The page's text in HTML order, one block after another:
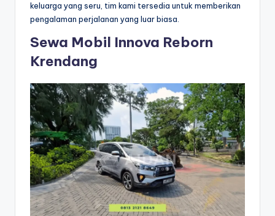
keluarga yang seru, tim kami tersedia untuk memberikan
pengalaman perjalanan yang luar biasa.
Sewa Mobil Innova Reborn
Krendang